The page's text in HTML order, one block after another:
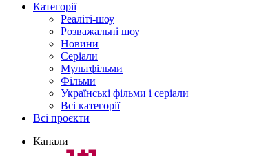
Категорії
Реаліті-шоу
Розважальні шоу
Новини
Серіали
Мультфільми
Фільми
Українські фільми і серіали
Всі категорії
Всі проєкти
Канали